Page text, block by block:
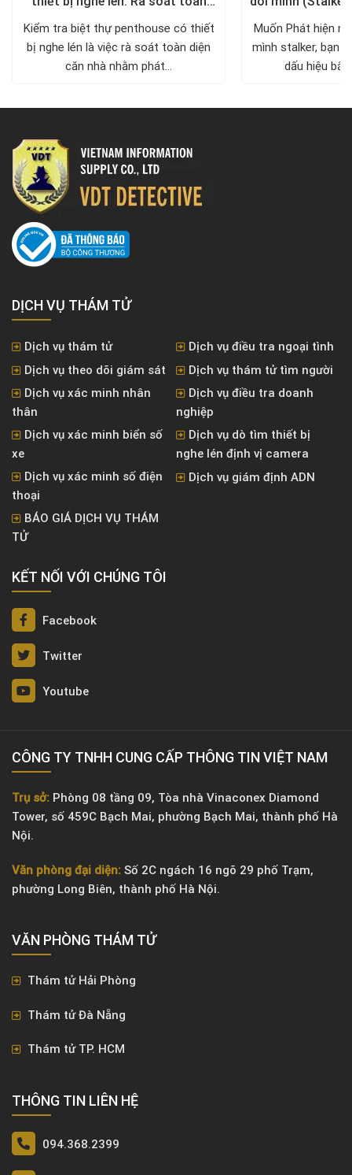
diện, trả lại không gian riêng tư
Kiểm tra biệt thự penthouse có thiết
bị nghe lén là việc rà soát toàn diện
căn nhà nhằm phát...
Muốn Phát hiện
mình stalker, bạn
dấu hiệu bất
DỊCH VỤ THÁM TỬ
Dịch vụ thám tử
Dịch vụ điều tra ngoại tình
Dịch vụ theo dõi giám sát
Dịch vụ thám tử tìm người
Dịch vụ xác minh nhân
thân
Dịch vụ điều tra doanh
nghiệp
Dịch vụ xác minh biển số
xe
Dịch vụ dò tìm thiết bị
nghe lén định vị camera
Dịch vụ xác minh số điện
thoại
Dịch vụ giám định ADN
BÁO GIÁ DỊCH VỤ THÁM
TỬ
KẾT NỐI VỚI CHÚNG TÔI
Facebook
Twitter
Youtube
CÔNG TY TNHH CUNG CẤP THÔNG TIN VIỆT NAM
Trụ sở: Phòng 08 tầng 09, Tòa nhà Vinaconex Diamond
Tower, số 459C Bạch Mai, phường Bạch Mai, thành phố Hà
Nội.
Văn phòng đại diện: Số 2C ngách 16 ngõ 29 phố Trạm,
phường Long Biên, thành phố Hà Nội.
VĂN PHÒNG ​THÁM TỬ
Thám tử Hải Phòng
Thám tử Đà Nẵng
Thám tử TP. HCM
THÔNG TIN LIÊN HỆ
094.368.2399